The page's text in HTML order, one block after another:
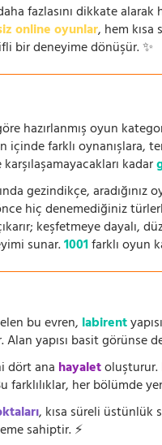
fazlasını dikkate
online oyunlar, hem
bir deneyime dönüşür. ✨
hazırlanmış oyun
içinde farklı
kadar
gezindikçe,
hiç denemediğiniz
keşfetmeye dayalı,
sunar.1001farklı oyun
bu evren,labirent
yapısı basit görünse
dört ana hayaletoluşturur.
farklılıklar, her bölümde
, kısa süreli üstünlük
sahiptir. ⚡